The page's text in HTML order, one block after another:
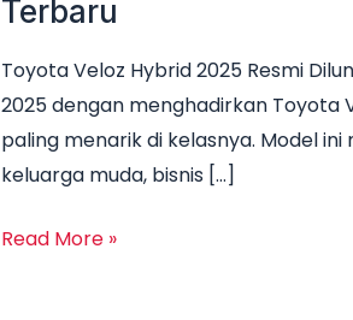
Terbaru
Toyota Veloz Hybrid 2025 Resmi
2025 dengan menghadirkan Toyota
paling menarik di kelasnya. Model
keluarga muda, bisnis […]
Veloz
2025
Yogyakarta
–
Harga,
Promo,
Read More »